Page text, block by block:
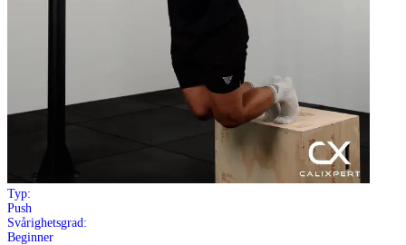
Typ:
Push
Svårighetsgrad:
Beginner